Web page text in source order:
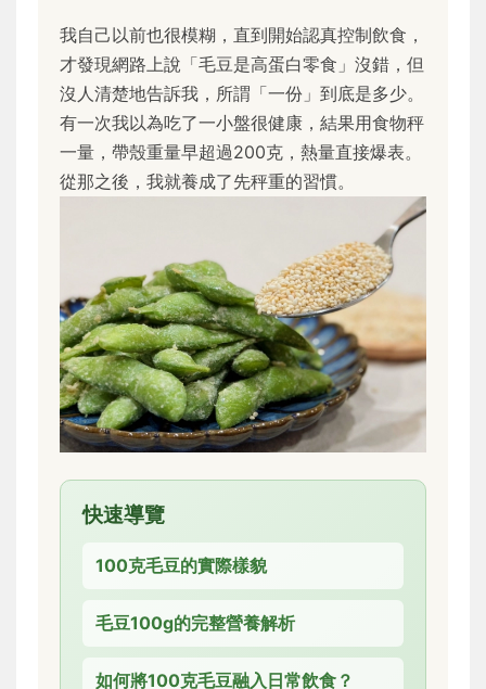
我自己以前也很模糊，直到開始認真控制飲食，
才發現網路上說「毛豆是高蛋白零食」沒錯，但
沒人清楚地告訴我，所謂「一份」到底是多少。
有一次我以為吃了一小盤很健康，結果用食物秤
一量，帶殼重量早超過200克，熱量直接爆表。
從那之後，我就養成了先秤重的習慣。
快速導覽
100克毛豆的實際樣貌
毛豆100g的完整營養解析
如何將100克毛豆融入日常飲食？